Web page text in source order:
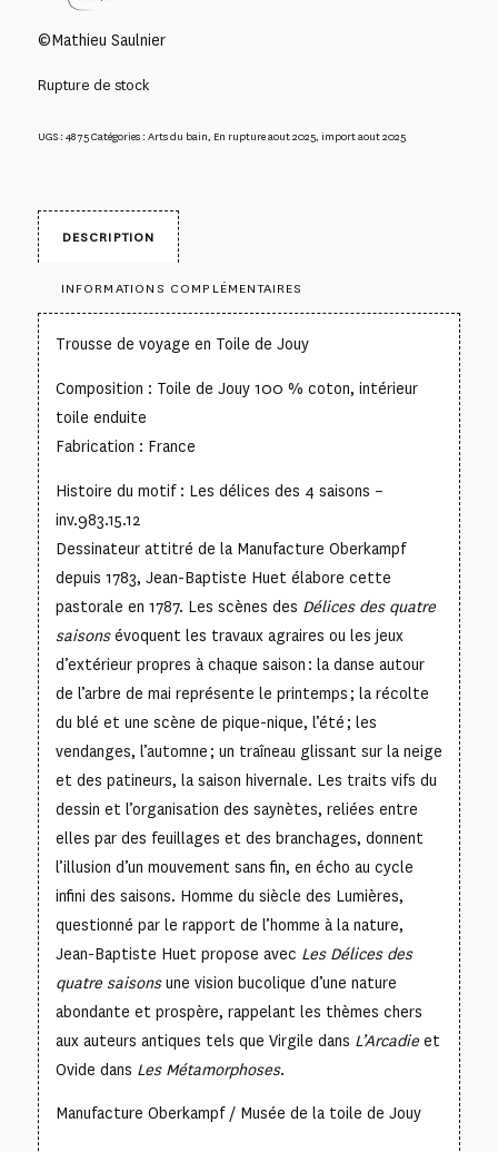
©Mathieu Saulnier
Rupture de stock
UGS :4875Catégories :Arts du bain, En rupture aout 2025, import aout 2025
DESCRIPTION
INFORMATIONS COMPLÉMENTAIRES
Trousse de voyage en Toile de Jouy
Composition : Toile de Jouy 100 % coton, intérieur
toile enduite
Fabrication : France
Histoire du motif : Les délices des 4 saisons –
inv.983.15.12
Dessinateur attitré de la Manufacture Oberkampf
depuis 1783, Jean-Baptiste Huet élabore cette
pastorale en 1787. Les scènes des Délices des quatre
saisonsévoquent les travaux agraires ou les jeux
d’extérieur propres à chaque saison : la danse autour
de l’arbre de mai représente le printemps ; la récolte
du blé et une scène de pique-nique, l’été ; les
vendanges, l’automne ; un traîneau glissant sur la neige
et des patineurs, la saison hivernale. Les traits vifs du
dessin et l’organisation des saynètes, reliées entre
elles par des feuillages et des branchages, donnent
l’illusion d’un mouvement sans fin, en écho au cycle
infini des saisons. Homme du siècle des Lumières,
questionné par le rapport de l’homme à la nature,
Jean-Baptiste Huet propose avec Les Délices des
quatre saisonsune vision bucolique d’une nature
abondante et prospère, rappelant les thèmes chers
aux auteurs antiques tels que Virgile dans L’Arcadieet
Ovide dans Les Métamorphoses.
Manufacture Oberkampf / Musée de la toile de Jouy